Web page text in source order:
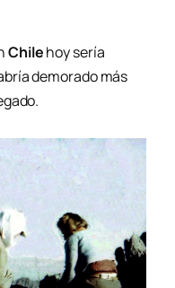
Chilehoy sería
demorado más